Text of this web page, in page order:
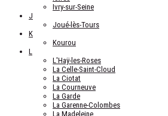
Ivry-sur-Seine
J
Joué-lès-Tours
K
Kourou
L
L'Haÿ-les-Roses
La Celle-Saint-Cloud
La Ciotat
La Courneuve
La Garde
La Garenne-Colombes
La Madeleine